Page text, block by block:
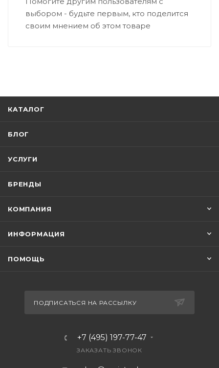
выбором - будьте первым, кто поделится
своим мнением об этом товаре
КАТАЛОГ
БЛОГ
УСЛУГИ
БРЕНДЫ
КОМПАНИЯ
ИНФОРМАЦИЯ
ПОМОЩЬ
ПОДПИСАТЬСЯ НА РАССЫЛКУ
+7 (495) 197-77-47
ЗАКАЗАТЬ ЗВОНОК